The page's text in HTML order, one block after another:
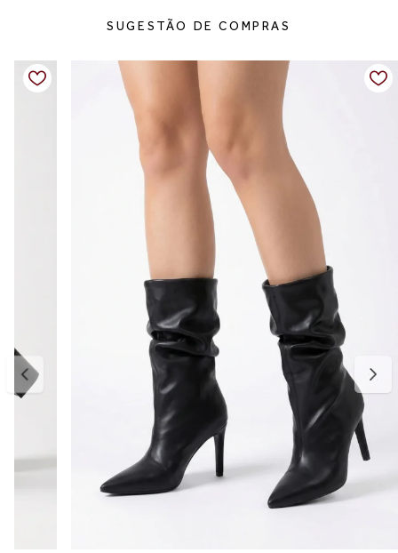
bota de cano médio é a escolha perfeita. Seu design clean, aliado
ao bico fino e ao salto delicado, cria uma silhueta elegante que
Confeccionada em couro vegano de alta qualidade, oferece toque
macio e excelente acabamento. O fechamento por zíper lateral
proporciona praticidade no calce, enquanto o salto fino valoriza a
postura sem abrir mão do conforto para acompanhar diferentes
ocasiões, do trabalho aos eventos especiais.
Fechamento: Zíper lateral
Design minimalista e elegante
34: aproximadamente 22,6 a 23,3 cm
35: aproximadamente 23,4 a 24 cm
36: aproximadamente 24,1 a 24,8 cm
37: aproximadamente 24,9 a 25,3 cm
38: aproximadamente 25,4 a 26 cm
39: aproximadamente 26,1 a 26,6 cm
Para escolher o tamanho ideal, meça o comprimento do pé do
dedão ao calcanhar e considere aproximadamente 0,5 cm de folga
para maior conforto. Caso sua medida fique entre duas
numerações, recomendamos optar pelo número maior. A primeira
SUGESTÃO DE COMPRAS